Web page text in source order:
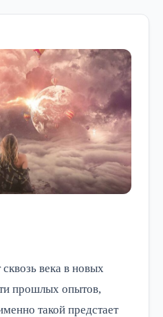
века в новых
прошлых опытов,
такой предстает